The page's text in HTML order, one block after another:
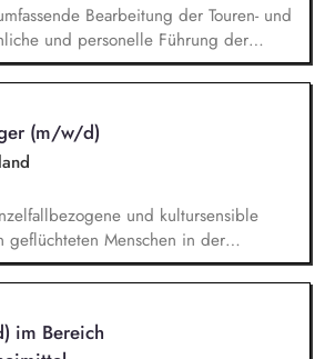
Bearbeitung der Touren- und
und personelle Führung der
der Betriebsbereitschaft
sowie unserer Fahrzeuge,
Arbeitsanweisungen,
Laufende Überprüfung
Ansprechpartner im
Kunden, Bearbeitung aller
Themen im Tagesgeschäft
(m/w/d)
und kultursensible
geflüchteten Menschen in der
im GVV Neckartenzlingen (Beratung
Themen Arbeit, Wohnen,
Zusammenarbeit mit den
(Jobcenter, Kommune etc.)
im Bereich